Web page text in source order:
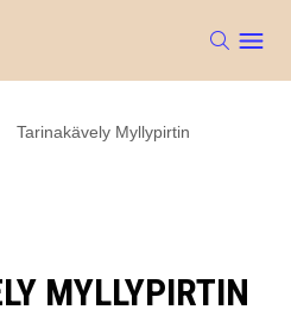
Tarinakävely Myllypirtin
MYLLYPIRTIN